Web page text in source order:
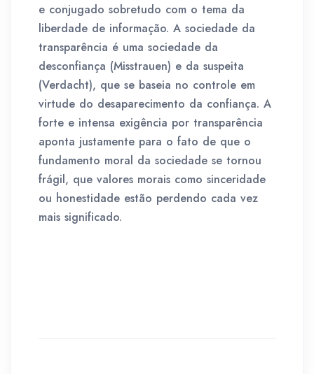
e conjugado sobretudo com o tema da
liberdade de informação. A sociedade da
transparência é uma sociedade da
desconfiança (Misstrauen) e da suspeita
(Verdacht), que se baseia no controle em
virtude do desaparecimento da confiança. A
forte e intensa exigência por transparência
aponta justamente para o fato de que o
fundamento moral da sociedade se tornou
frágil, que valores morais como sinceridade
ou honestidade estão perdendo cada vez
mais significado.